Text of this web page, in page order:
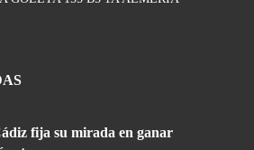
fija su mirada en ganar